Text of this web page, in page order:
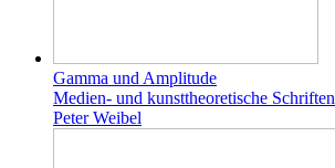
Gamma und Amplitude
Medien- und kunsttheoretische Schriften
Peter Weibel